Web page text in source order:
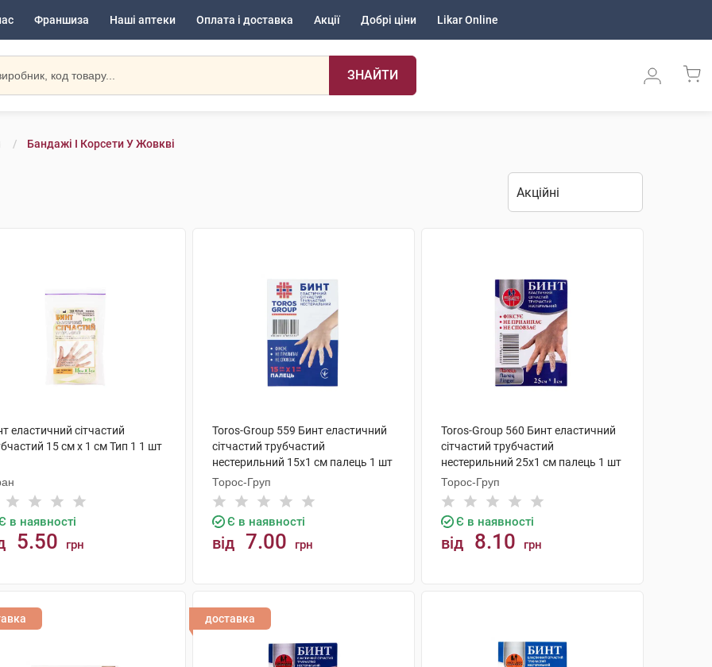
Франшиза Наші аптеки Оплата і доставка Акції Добрі ціни Likar Online
ЗНАЙТИ
Бандажі І Корсети У Жовкві
еластичний сітчастий
15 см x 1 см Тип 1 1 шт
в наявності
5.50 грн
Toros-Group 559 Бинт еластичний
сітчастий трубчастий
нестерильний 15х1 см палець 1 шт
Торос-Груп
Є в наявності
від 7.00 грн
Toros-Group 560 Бинт еластичний
сітчастий трубчастий
нестерильний 25х1 см палець 1 шт
Торос-Груп
Є в наявності
від 8.10 грн
доставка